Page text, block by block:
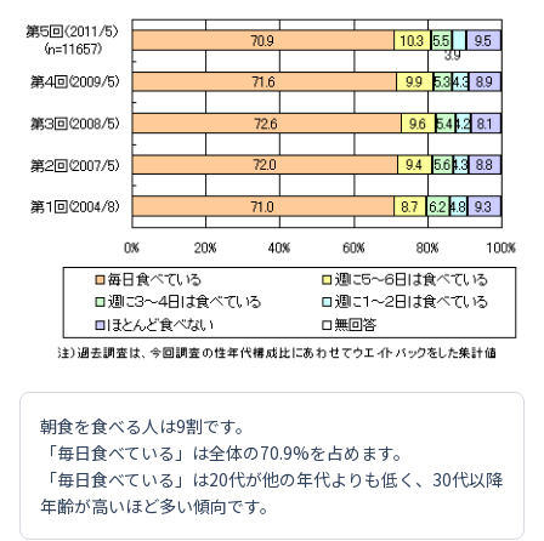
朝食を食べる人は9割です。
「毎日食べている」は全体の70.9%を占めます。
「毎日食べている」は20代が他の年代よりも低く、30代以降
年齢が高いほど多い傾向です。